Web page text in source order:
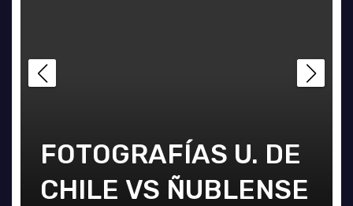
FOTOGRAFÍAS U. DE
CHILE VS ÑUBLENSE